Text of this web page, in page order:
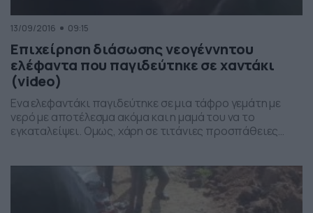
13/09/2016 09:15
Επιχείρηση διάσωσης νεογέννητου
ελέφαντα που παγιδεύτηκε σε χαντάκι
(video)
Ενα ελεφαντάκι παγιδεύτηκε σε μια τάφρο γεμάτη με
νερό με αποτέλεσμα ακόμα και η μαμά του να το
εγκαταλείψει. Ομως, χάρη σε τιτάνιες προσπάθειες
απεγκλωβισμού του μικρού ελέφαντα…